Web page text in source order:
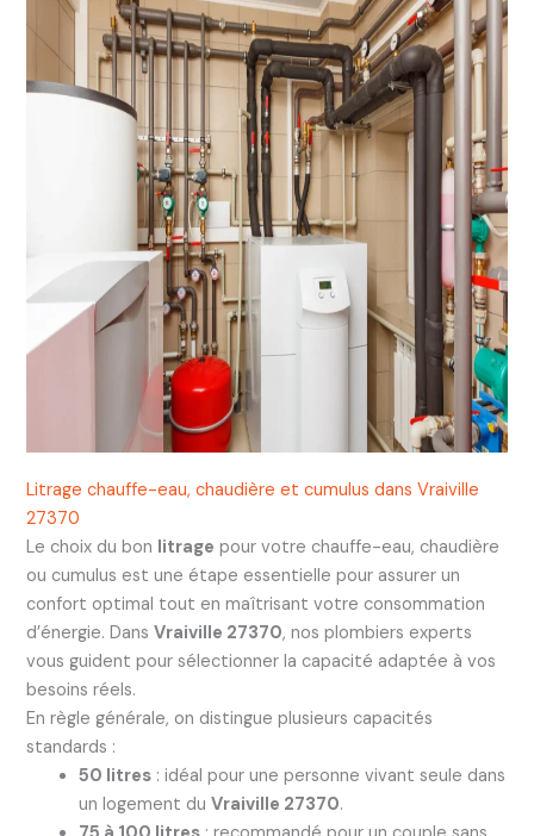
Litrage chauffe-eau, chaudière et cumulus dans Vraiville
27370
Le choix du bon litrage pour votre chauffe-eau, chaudière
ou cumulus est une étape essentielle pour assurer un
confort optimal tout en maîtrisant votre consommation
d’énergie. Dans Vraiville 27370, nos plombiers experts
vous guident pour sélectionner la capacité adaptée à vos
besoins réels.
En règle générale, on distingue plusieurs capacités
standards :
50 litres: idéal pour une personne vivant seule dans
un logement du Vraiville 27370.